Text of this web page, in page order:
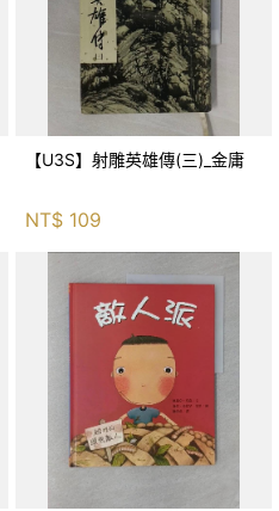
【U3S】射雕英雄傳(三)_金庸
NT$ 109